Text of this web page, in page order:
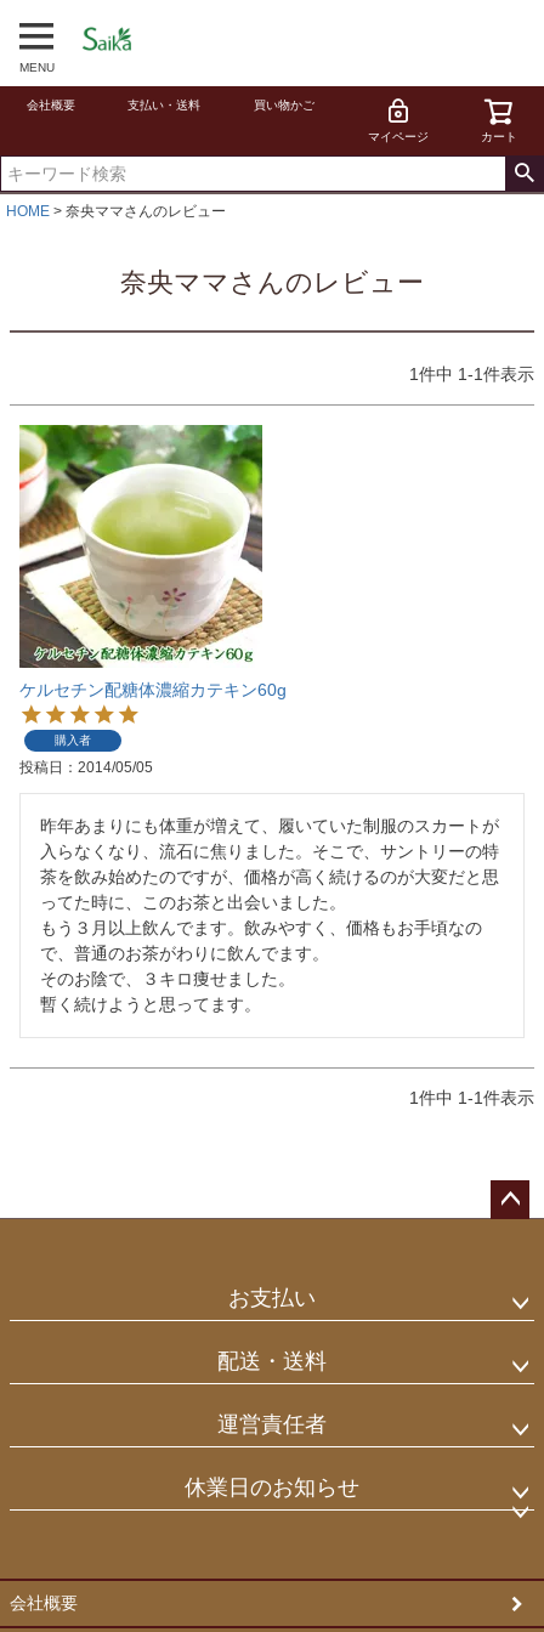
MENU
会社概要 支払い・送料 買い物かご
マイページ カート
HOME 奈央ママさんのレビュー
奈央ママさんのレビュー
1件中 1-1件表示
ケルセチン配糖体濃縮カテキン60g
購入者
投稿日 2014/05/05
昨年あまりにも体重が増えて、履いていた制服のスカートが
入らなくなり、流石に焦りました。そこで、サントリーの特
茶を飲み始めたのですが、価格が高く続けるのが大変だと思
ってた時に、このお茶と出会いました。
もう３月以上飲んでます。飲みやすく、価格もお手頃なの
で、普通のお茶がわりに飲んでます。
そのお陰で、３キロ痩せました。
暫く続けようと思ってます。
1件中 1-1件表示
お支払い
配送・送料
運営責任者
休業日のお知らせ
会社概要